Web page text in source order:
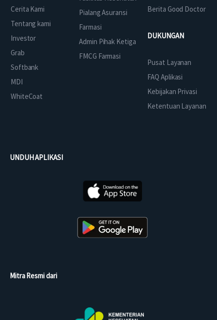
Cerita Kami
Tentang kami
Investor
Grab
Softbank
MDI
WhiteCoat
Pialang Asuransi
Farmasi
Admin Pihak Ketiga
FMCG Farmasi
Berita Good Doctor
DUKUNGAN
Pusat Layanan
FAQ Aplikasi
Kebijakan Privasi
Ketentuan Layanan
UNDUH APLIKASI
Mitra Resmi dari